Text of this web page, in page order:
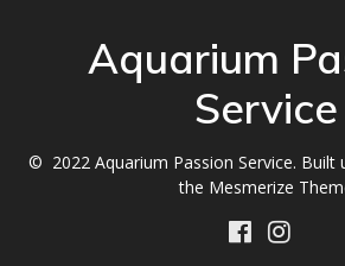
Aquarium
Service
© 2022 Aquarium Passion Service. Built
the Mesmerize